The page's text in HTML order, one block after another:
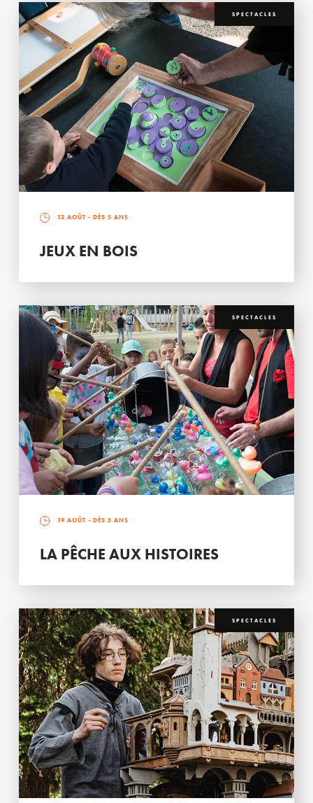
SPECTACLES
12 AOÛT - DÈS 5 ANS
JEUX EN BOIS
SPECTACLES
19 AOÛT - DÈS 3 ANS
LA PÊCHE AUX HISTOIRES
SPECTACLES